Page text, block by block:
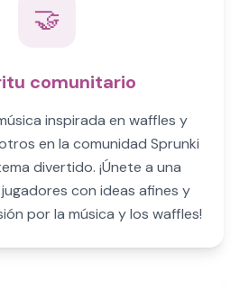
🤝
comunitario
inspirada en waffles y
en la comunidad Sprunki
divertido. ¡Únete a una
con ideas afines y
por la música y los waffles!